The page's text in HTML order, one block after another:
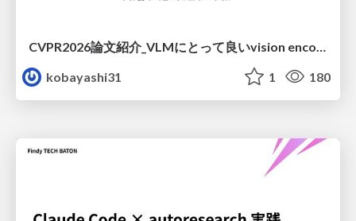
kobayashi31
1 180